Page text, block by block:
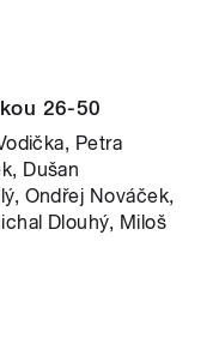
26-50
Petra
Dušan
Ondřej Nováček,
Dlouhý, Miloš